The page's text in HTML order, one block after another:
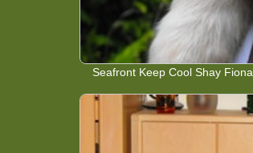
Seafront Keep Cool Shay